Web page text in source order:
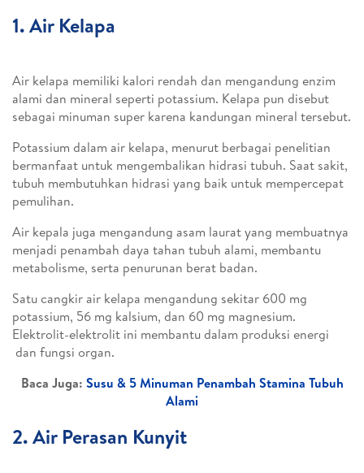
1. Air Kelapa
Air kelapa memiliki kalori rendah dan mengandung enzim
alami dan mineral seperti potassium. Kelapa pun disebut
sebagai minuman super karena kandungan mineral tersebut.
Potassium dalam air kelapa, menurut berbagai penelitian
bermanfaat untuk mengembalikan hidrasi tubuh. Saat sakit,
tubuh membutuhkan hidrasi yang baik untuk mempercepat
pemulihan.
Air kepala juga mengandung asam laurat yang membuatnya
menjadi penambah daya tahan tubuh alami, membantu
metabolisme, serta penurunan berat badan.
Satu cangkir air kelapa mengandung sekitar 600 mg
potassium, 56 mg kalsium, dan 60 mg magnesium.
Elektrolit-elektrolit ini membantu dalam produksi energi
dan fungsi organ.
Baca Juga: Susu & 5 Minuman Penambah Stamina Tubuh
Alami
2. Air Perasan Kunyit